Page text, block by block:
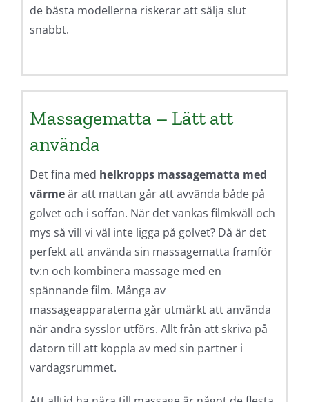
de bästa modellerna riskerar att sälja slut
snabbt.
Massagematta – Lätt att
använda
Det fina med helkropps massagematta med
värmeär att mattan går att avvända både på
golvet och i soffan. När det vankas filmkväll och
mys så vill vi väl inte ligga på golvet? Då är det
perfekt att använda sin massagematta framför
tv:n och kombinera massage med en
spännande film. Många av
massageapparaterna går utmärkt att använda
när andra sysslor utförs. Allt från att skriva på
datorn till att koppla av med sin partner i
vardagsrummet.